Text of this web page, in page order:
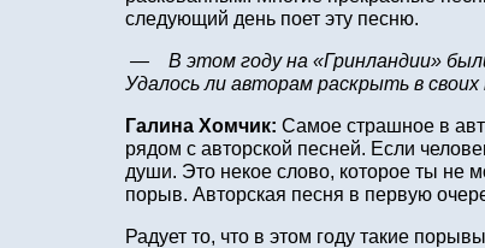
следующий день поет эту песню.
— В этом году на «Гринландии»
Удалось ли авторам раскрыть в
Галина Хомчик: Самое страшное в
рядом с авторской песней. Если
души. Это некое слово, которое ты не
порыв. Авторская песня в первую
Радует то, что в этом году такие